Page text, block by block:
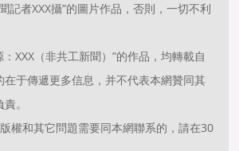
記者XXX攝”的圖片作品，否則，一切不利
XXX（非共工新聞）”的作品，均轉載自
在于傳遞更多信息，并不代表本網贊同其
。
權和其它問題需要同本網聯系的，請在30